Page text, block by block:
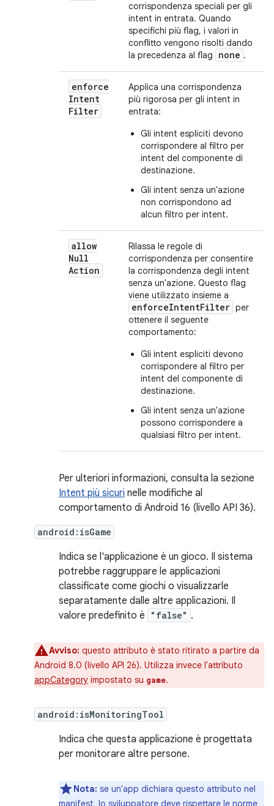
corrispondenza speciali per gli
intent in entrata. Quando
specifichi più flag, i valori in
conflitto vengono risolti dando
la precedenza al flag
none .
enforce
Intent
Filter
Applica una corrispondenza
più rigorosa per gli intent in
entrata:
Gli intent espliciti devono
corrispondere al filtro per
intent del componente di
destinazione.
Gli intent senza un'azione
non corrispondono ad
alcun filtro per intent.
allow
Null
Action
Rilassa le regole di
corrispondenza per consentire
la corrispondenza degli intent
senza un'azione. Questo flag
viene utilizzato insieme a
enforceIntentFilter per
ottenere il seguente
comportamento:
Gli intent espliciti devono
corrispondere al filtro per
intent del componente di
destinazione.
Gli intent senza un'azione
possono corrispondere a
qualsiasi filtro per intent.
Per ulteriori informazioni, consulta la sezione
Intent più sicuri nelle modifiche al
comportamento di Android 16 (livello API 36).
android:isGame
Indica se l'applicazione è un gioco. Il sistema
potrebbe raggruppare le applicazioni
classificate come giochi o visualizzarle
separatamente dalle altre applicazioni. Il
valore predefinito è
"false" .
Avviso: questo attributo è stato ritirato a partire da
Android 8.0 (livello API 26). Utilizza invece l'attributo
appCategory impostato su game.
android:isMonitoringTool
Indica che questa applicazione è progettata
per monitorare altre persone.
Nota: se un'app dichiara questo attributo nel
manifest, lo sviluppatore deve rispettare le norme